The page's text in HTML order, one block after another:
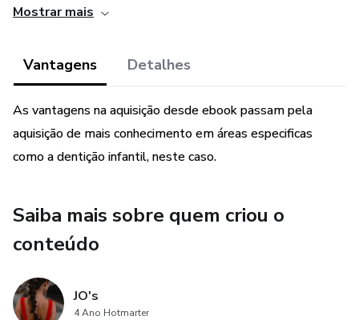
- o que fazer com o sono perturbado do bebé
e, terminamos com uma caixinha de perguntas e respostas.
Não deixe que esta fase se torne num pesadelo.
Mostrar mais
Vantagens Detalhes
As vantagens na aquisição desde ebook passam pela
aquisição de mais conhecimento em áreas especificas
como a dentição infantil, neste caso.
Saiba mais sobre quem criou o
conteúdo
JO's
4 Ano Hotmarter